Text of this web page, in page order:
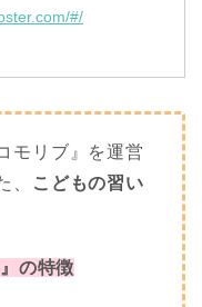
#/
モリブ』を運営
、
こどもの習い
の特徴